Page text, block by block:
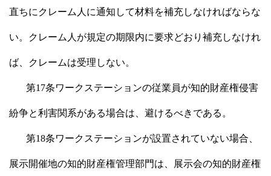
直ちにクレーム人に通知して材料を補充しなければならな
い。クレーム人が規定の期限内に要求どおり補充しなけれ
ば、クレームは受理しない。
第17条ワークステーションの従業員が知的財産権侵害
紛争と利害関系がある場合は、避けるべきである。
第18条ワークステーションが設置されていない場合、
展示開催地の知的財産権管理部門は、展示会の知的財産権